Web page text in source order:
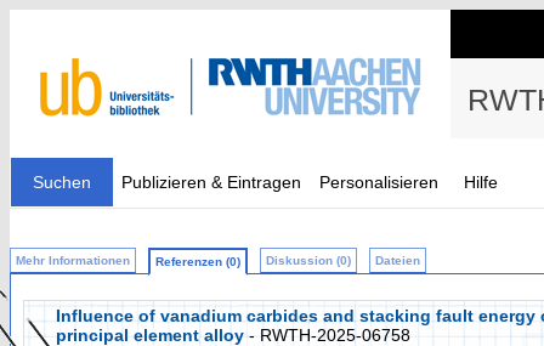
Suchen Publizieren & Eintragen Personalisieren Hilfe
Mehr Informationen Referenzen (0) Diskussion (0) Dateien
Influence of vanadium carbides and stacking fault
principal element alloy- RWTH-2025-06758